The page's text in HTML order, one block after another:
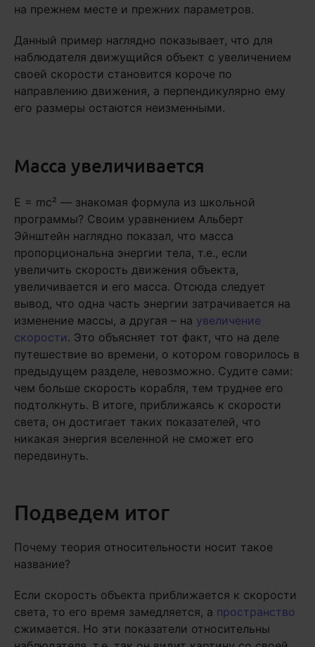
на прежнем месте и прежних параметров.
Данный пример наглядно показывает, что для
наблюдателя движущийся объект с увеличением
своей скорости становится короче по
направлению движения, а перпендикулярно ему
его размеры остаются неизменными.
Масса увеличивается
E = mc² — знакомая формула из школьной
программы? Своим уравнением Альберт
Эйнштейн наглядно показал, что масса
пропорциональна энергии тела, т.е., если
увеличить скорость движения объекта,
увеличивается и его масса. Отсюда следует
вывод, что одна часть энергии затрачивается на
изменение массы, а другая – на увеличение
скорости. Это объясняет тот факт, что на деле
путешествие во времени, о котором говорилось в
предыдущем разделе, невозможно. Судите сами:
чем больше скорость корабля, тем труднее его
подтолкнуть. В итоге, приближаясь к скорости
света, он достигает таких показателей, что
никакая энергия вселенной не сможет его
передвинуть.
Подведем итог
Почему теория относительности носит такое
название?
Если скорость объекта приближается к скорости
света, то его время замедляется, а пространство
сжимается. Но эти показатели относительны